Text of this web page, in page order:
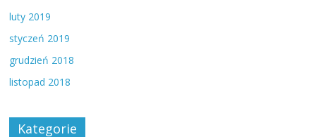
luty 2019
styczeń 2019
grudzień 2018
listopad 2018
Kategorie